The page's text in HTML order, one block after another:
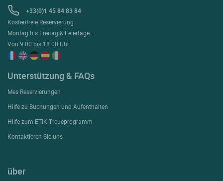
+33(0)1 45 84 83 84
Kostenfreie Reservierung
Montag bis Freitag & Feiertage :
Von 9:00 bis 18:00 Uhr
Unterstützung & FAQs
Mes Reservierungen
Hilfe zu Buchungen und Aufenthalten
Hilfe zum ETIK Treueprogramm
Kontaktieren Sie uns
über